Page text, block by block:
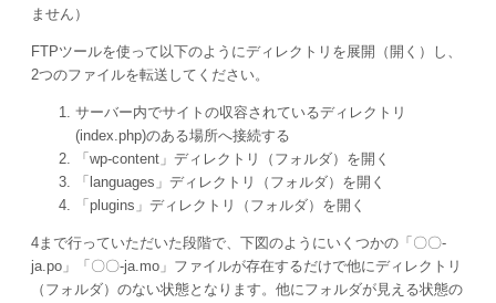
ません）
FTPツールを使って以下のようにディレクトリを展開（開く）し、
2つのファイルを転送してください。
サーバー内でサイトの収容されているディレクトリ
(index.php)のある場所へ接続する
「wp-content」ディレクトリ（フォルダ）を開く
「languages」ディレクトリ（フォルダ）を開く
「plugins」ディレクトリ（フォルダ）を開く
4まで行っていただいた段階で、下図のようにいくつかの「〇〇-
ja.po」「〇〇-ja.mo」ファイルが存在するだけで他にディレクトリ
（フォルダ）のない状態となります。他にフォルダが見える状態の